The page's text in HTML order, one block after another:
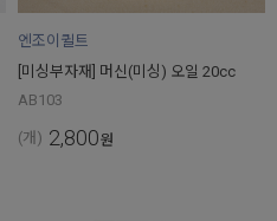
엔조이퀼트
[미싱부자재] 머신(미싱) 오일 20cc
AB103
(개) 2,800원